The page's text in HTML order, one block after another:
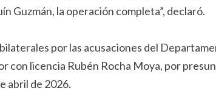
Guzmán, la operación completa”, declaró.
por las acusaciones del
con licencia Rubén Rocha Moya, por
abril de 2026.